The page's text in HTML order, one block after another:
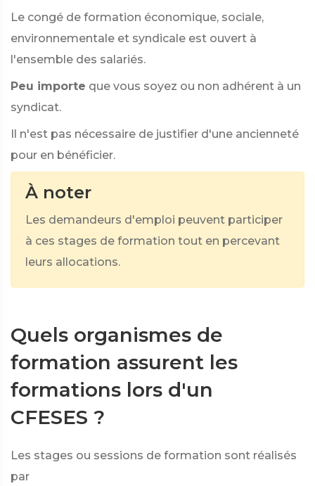
Le congé de formation économique, sociale,
environnementale et syndicale est ouvert à
l'ensemble des salariés.
Peu importe que vous soyez ou non adhérent à un
syndicat.
Il n'est pas nécessaire de justifier d'une ancienneté
pour en bénéficier.
À noter
Les demandeurs d'emploi peuvent participer
à ces stages de formation tout en percevant
leurs allocations.
Quels organismes de
formation assurent les
formations lors d'un
CFESES ?
Les stages ou sessions de formation sont réalisés
par